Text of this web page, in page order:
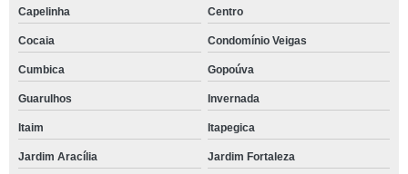
Capelinha Centro
Cocaia Condomínio Veigas
Cumbica Gopoúva
Guarulhos Invernada
Itaim Itapegica
Jardim Aracília Jardim Fortaleza